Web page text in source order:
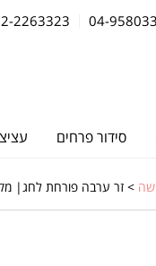
04-
2263323
סידור פרחים
> זר ערבה פורחת לחג| מק”ט